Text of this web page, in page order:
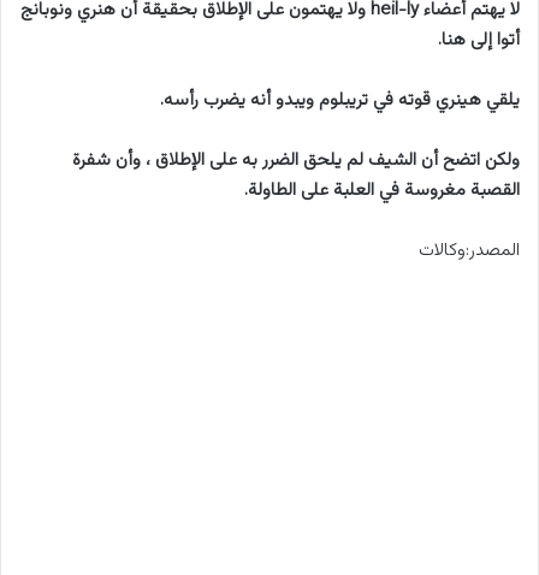
لا يهتم أعضاء heil-ly ولا يهتمون على الإطلاق بحقيقة أن هنري ونوبانج
أتوا إلى هنا.
يلقي هينري قوته في تريبلوم ويبدو أنه يضرب رأسه.
ولكن اتضح أن الشيف لم يلحق الضرر به على الإطلاق ، وأن شفرة
القصبة مغروسة في العلبة على الطاولة.
المصدر:وكالات